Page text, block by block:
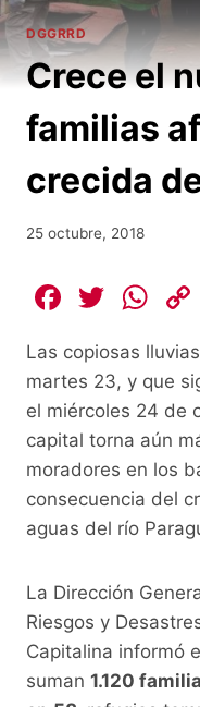
DGGRRD
Crece el
familias
crecida
25 octubre, 2018
F
c
e
b
o
o
k
T
itt
er
W
at
s
A
p
p
Las copiosas
martes 23, y que
el miércoles 24 de
capital torna aún
moradores en los
consecuencia del
aguas del río
La Dirección
Riesgos y
Capitalina informó
suman 1.120